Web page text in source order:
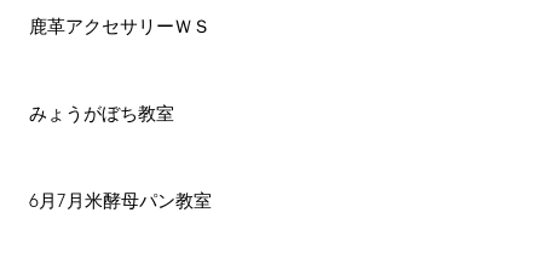
鹿革アクセサリーＷＳ
みょうがぼち教室
6月7月米酵母パン教室